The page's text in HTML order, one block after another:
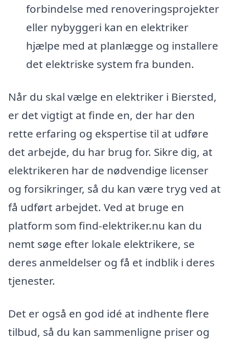
forbindelse med renoveringsprojekter
eller nybyggeri kan en elektriker
hjælpe med at planlægge og installere
det elektriske system fra bunden.
Når du skal vælge en elektriker i Biersted,
er det vigtigt at finde en, der har den
rette erfaring og ekspertise til at udføre
det arbejde, du har brug for. Sikre dig, at
elektrikeren har de nødvendige licenser
og forsikringer, så du kan være tryg ved at
få udført arbejdet. Ved at bruge en
platform som find-elektriker.nu kan du
nemt søge efter lokale elektrikere, se
deres anmeldelser og få et indblik i deres
tjenester.
Det er også en god idé at indhente flere
tilbud, så du kan sammenligne priser og